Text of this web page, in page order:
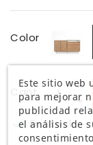
Color
Cant.
 En stock
Este sitio web
para mejorar
publicidad
el análisis de